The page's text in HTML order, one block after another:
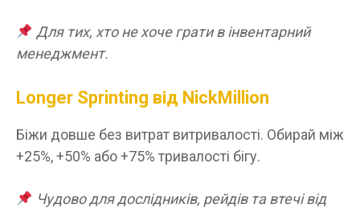
Для тих, хто не хоче грати в інвентарний
менеджмент.
Longer Sprinting від NickMillion
Біжи довше без витрат витривалості. Обирай між
+25%, +50% або +75% тривалості бігу.
Чудово для дослідників, рейдів та втечі від